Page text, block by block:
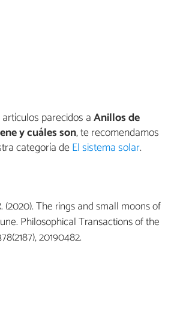
parecidos aAnillos de
y cuáles son, te recomendamos
categoría deEl sistema solar.
(2020). The rings and small moons of
Philosophical Transactions of the
20190482.